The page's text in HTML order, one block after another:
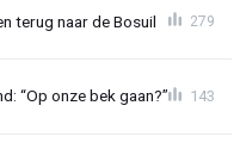
terug naar de Bosuil 279
“Op onze bek gaan?” 143